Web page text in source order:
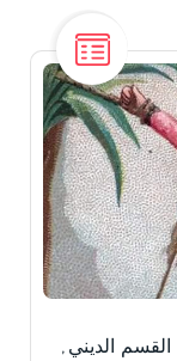
القسم الديني ,